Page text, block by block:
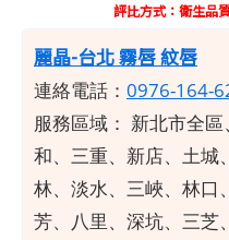
評比方式：衛生品
麗晶-台北 霧唇 紋唇
連絡電話： 0976-164-
服務區域： 新北市全
和、三重、新店、土城
林、淡水、三峽、林口
芳、八里、深坑、三芝